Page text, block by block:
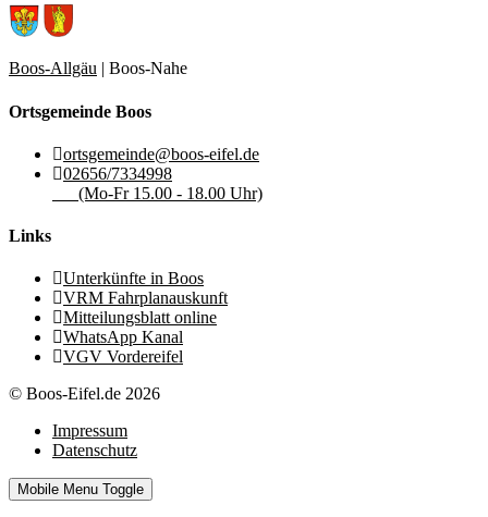
Boos-Allgäu | Boos-Nahe
Ortsgemeinde Boos
ortsgemeinde@boos-eifel.de
02656/7334998
(Mo-Fr 15.00 - 18.00 Uhr)
Links
Unterkünfte in Boos
VRM Fahrplanauskunft
Mitteilungsblatt online
WhatsApp Kanal
VGV Vordereifel
© Boos-Eifel.de 2026
Impressum
Datenschutz
Mobile Menu Toggle